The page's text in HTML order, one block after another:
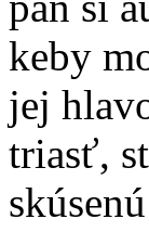
keby
jej
triasť,